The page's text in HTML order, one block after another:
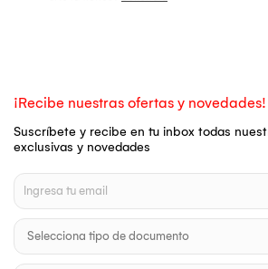
¡Recibe nuestras ofertas y novedades!
Suscríbete y recibe en tu inbox todas
exclusivas y novedades